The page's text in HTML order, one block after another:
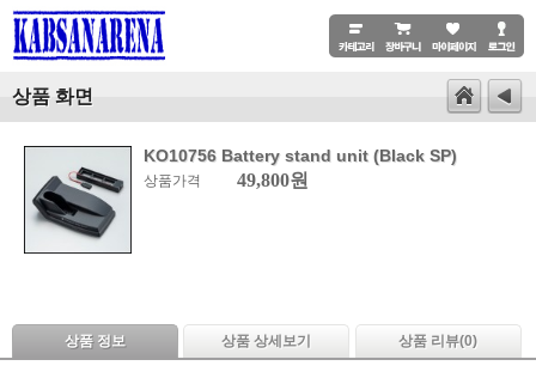
상품 화면
KO10756 Battery stand unit (Black SP)
상품가격 49,800원
상품 정보 상품 상세보기 상품 리뷰(0)